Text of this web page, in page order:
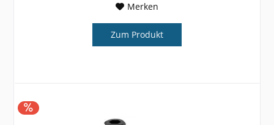
Merken
Zum Produkt